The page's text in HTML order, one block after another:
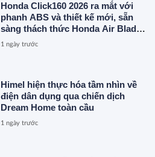
Honda Click160 2026 ra mắt với
phanh ABS và thiết kế mới, sẵn
sàng thách thức Honda Air Blade
và Yamaha NVX
1 ngày trước
Himel hiện thực hóa tầm nhìn về
điện dân dụng qua chiến dịch
Dream Home toàn cầu
1 ngày trước